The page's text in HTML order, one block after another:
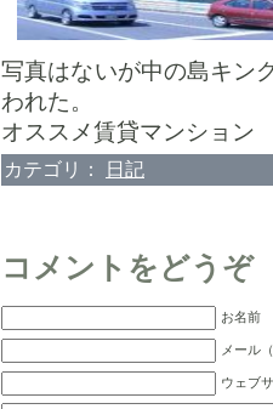
写真はないが中の島キン
われた。
オススメ賃貸マンショ
カテゴリ： 日記
コメントをどうぞ
お名前
メール
ウェブ